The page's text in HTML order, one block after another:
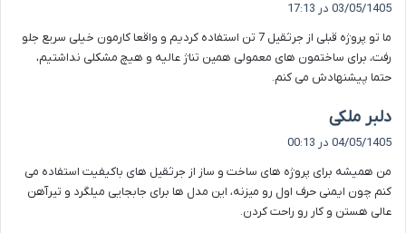
:
03/05/1405 در 17:13
ما تو پروژه قبلی از جرثقیل 7 تن استفاده کردیم و واقعا کارمون خیلی سریع جلو
رفت، برای ساختمون های معمولی همین تناژ عالیه و هیچ مشکلی نداشتیم،
حتما پیشنهادش می کنم.
دلبر ملکی
:
04/05/1405 در 00:13
من همیشه برای پروژه های ساخت و ساز از جرثقیل های باکیفیت استفاده می
کنم چون ایمنی حرف اول رو میزنه، این مدل ها برای جابجایی میلگرد و تیرآهن
عالی هستن و کار رو راحت کردن.